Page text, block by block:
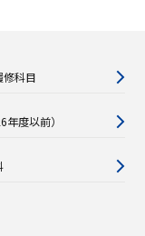
修科目
度以前）